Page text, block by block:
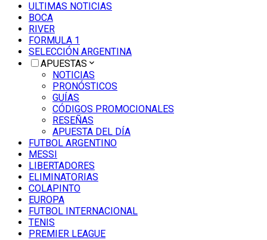
ULTIMAS NOTICIAS
BOCA
RIVER
FORMULA 1
SELECCIÓN ARGENTINA
APUESTAS
NOTICIAS
PRONÓSTICOS
GUÍAS
CÓDIGOS PROMOCIONALES
RESEÑAS
APUESTA DEL DÍA
FUTBOL ARGENTINO
MESSI
LIBERTADORES
ELIMINATORIAS
COLAPINTO
EUROPA
FUTBOL INTERNACIONAL
TENIS
PREMIER LEAGUE